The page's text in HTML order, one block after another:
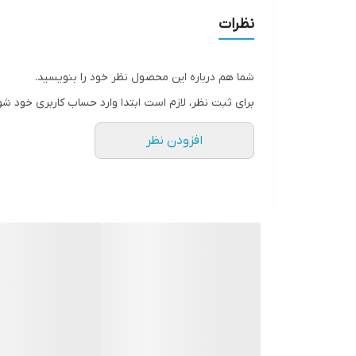
نظرات
شما هم درباره این محصول نظر خود را بنویسید.
برای ثبت نظر، لازم است ابتدا وارد حساب کاربری خود
افزودن نظر